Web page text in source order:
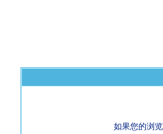
如果您的浏